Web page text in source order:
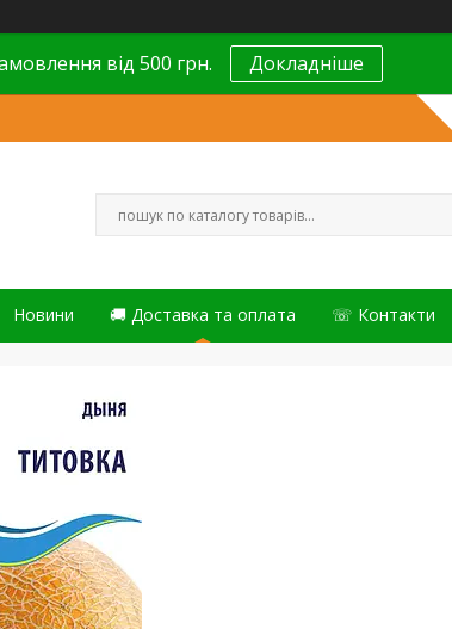
від 500 грн. Докладніше
Новини 🚚 Доставка та оплата ☏ Контакти